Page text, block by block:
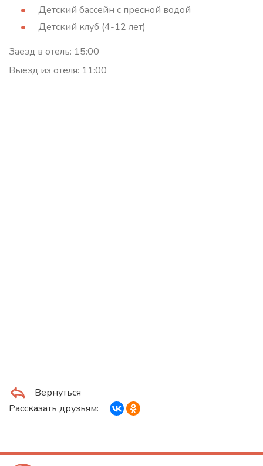
Детский бассейн с пресной водой
Детский клуб (4-12 лет)
Заезд в отель: 15:00
Выезд из отеля: 11:00
Вернуться
Рассказать друзьям: